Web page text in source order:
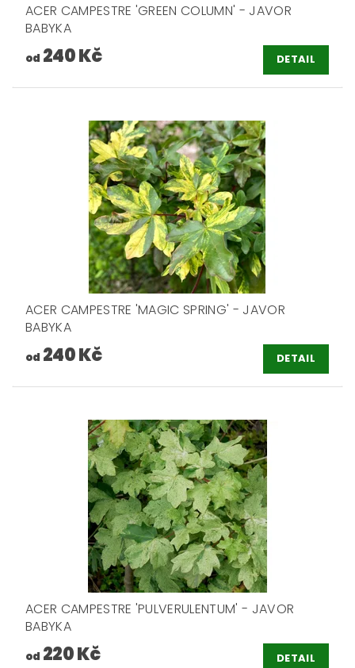
ACER CAMPESTRE 'GREEN COLUMN' - JAVOR
BABYKA
od 240 Kč DETAIL
ACER CAMPESTRE 'MAGIC SPRING' - JAVOR
BABYKA
od 240 Kč DETAIL
ACER CAMPESTRE 'PULVERULENTUM' - JAVOR
BABYKA
od 220 Kč DETAIL